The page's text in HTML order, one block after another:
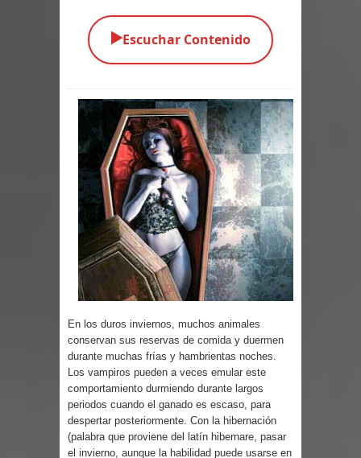
Parte 02: Los Muertos Gobiernan a
Parte 01: Escondido a Plena Luz
Parte 02: El Enemigo de mi Enemigo
Parte 06: Coletazos
Parte 05: Los Horrores del Infierno
Parte 04: Oídos Sordos
Parte 03: La Traición
Parte 02: Vuelve el Hijo Prodigo
Parte 03: Reflexiones
▶️Escuchar Contenido
En los duros inviernos, muchos animales
conservan sus reservas de comida y duermen
durante muchas frías y hambrientas noches.
Los vampiros pueden a veces emular este
comportamiento durmiendo durante largos
periodos cuando el ganado es escaso, para
despertar posteriormente. Con la hibernación
(palabra que proviene del latín hibernare, pasar
el invierno, aunque la habilidad puede usarse en